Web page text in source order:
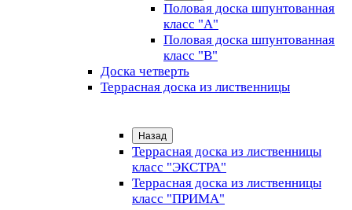
Половая доска шпунтованная
класс "А"
Половая доска шпунтованная
класс "B"
Доска четверть
Террасная доска из лиственницы
Назад
Террасная доска из лиственницы
класс "ЭКСТРА"
Террасная доска из лиственницы
класс "ПРИМА"